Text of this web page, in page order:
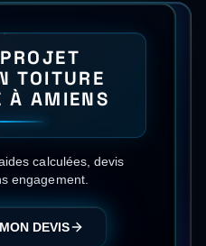
TOITURE
À AMIENS
calculées, devis
engagement.
DEVIS